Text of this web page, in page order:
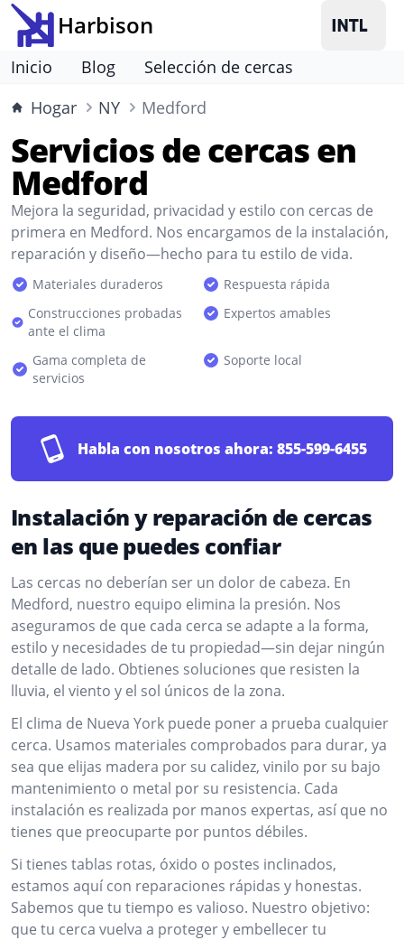
Harbison
Inicio Blog
Selección de cercas
Hogar
NY Medford
Servicios de cercas en
Medford
Mejora la seguridad, privacidad y estilo con cercas de
primera en Medford. Nos encargamos de la instalación,
reparación y diseño—hecho para tu estilo de vida.
Materiales duraderos
Respuesta rápida
Construcciones probadas
ante el clima
Expertos amables
Gama completa de
servicios
Soporte local
Habla con nosotros ahora: 855-599-6455
Instalación y reparación de cercas
en las que puedes confiar
Las cercas no deberían ser un dolor de cabeza. En
Medford, nuestro equipo elimina la presión. Nos
aseguramos de que cada cerca se adapte a la forma,
estilo y necesidades de tu propiedad—sin dejar ningún
detalle de lado. Obtienes soluciones que resisten la
lluvia, el viento y el sol únicos de la zona.
El clima de Nueva York puede poner a prueba cualquier
cerca. Usamos materiales comprobados para durar, ya
sea que elijas madera por su calidez, vinilo por su bajo
mantenimiento o metal por su resistencia. Cada
instalación es realizada por manos expertas, así que no
tienes que preocuparte por puntos débiles.
Si tienes tablas rotas, óxido o postes inclinados,
estamos aquí con reparaciones rápidas y honestas.
Sabemos que tu tiempo es valioso. Nuestro objetivo:
que tu cerca vuelva a proteger y embellecer tu